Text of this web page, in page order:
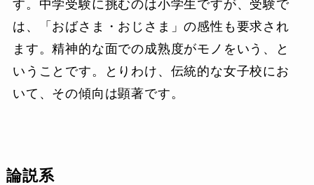
す。中学受験に挑むのは小学生ですが、受験で
は、「おばさま・おじさま」の感性も要求され
ます。精神的な面での成熟度がモノをいう、と
いうことです。とりわけ、伝統的な女子校にお
いて、その傾向は顕著です。
論説系